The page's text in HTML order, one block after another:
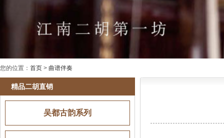
您的位置： 首页 > 曲谱伴奏
精品二胡直销
吴都古韵系列